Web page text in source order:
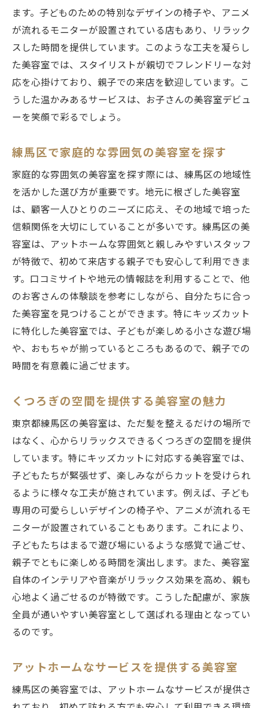
ます。子どものための特別なデザインの椅子や、アニメ
が流れるモニターが設置されている店もあり、リラック
スした時間を提供しています。このような工夫を凝らし
た美容室では、スタイリストが親切でフレンドリーな対
応を心掛けており、親子での来店を歓迎しています。こ
うした温かみあるサービスは、お子さんの美容室デビュ
ーを笑顔で彩るでしょう。
練馬区で家庭的な雰囲気の美容室を探す
家庭的な雰囲気の美容室を探す際には、練馬区の地域性
を活かした選び方が重要です。地元に根ざした美容室
は、顧客一人ひとりのニーズに応え、その地域で培った
信頼関係を大切にしていることが多いです。練馬区の美
容室は、アットホームな雰囲気と親しみやすいスタッフ
が特徴で、初めて来店する親子でも安心して利用できま
す。口コミサイトや地元の情報誌を利用することで、他
のお客さんの体験談を参考にしながら、自分たちに合っ
た美容室を見つけることができます。特にキッズカット
に特化した美容室では、子どもが楽しめる小さな遊び場
や、おもちゃが揃っているところもあるので、親子での
時間を有意義に過ごせます。
くつろぎの空間を提供する美容室の魅力
東京都練馬区の美容室は、ただ髪を整えるだけの場所で
はなく、心からリラックスできるくつろぎの空間を提供
しています。特にキッズカットに対応する美容室では、
子どもたちが緊張せず、楽しみながらカットを受けられ
るように様々な工夫が施されています。例えば、子ども
専用の可愛らしいデザインの椅子や、アニメが流れるモ
ニターが設置されていることもあります。これにより、
子どもたちはまるで遊び場にいるような感覚で過ごせ、
親子でともに楽しめる時間を演出します。また、美容室
自体のインテリアや音楽がリラックス効果を高め、親も
心地よく過ごせるのが特徴です。こうした配慮が、家族
全員が通いやすい美容室として選ばれる理由となってい
るのです。
アットホームなサービスを提供する美容室
練馬区の美容室では、アットホームなサービスが提供さ